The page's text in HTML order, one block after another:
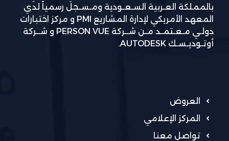
بالمملكة العـربية السـعـودية ومـسـجل رسمياً لدي
المعهد الأمريكي لإدارة المشاريع PMI و مركز اختبارات
دولـي مـعـتمـد مـن شــركة PERSON VUE و شــركة
أوتـوديـسـك AUTODESK.
العروض
المركز الإعلامي
تواصل معنا